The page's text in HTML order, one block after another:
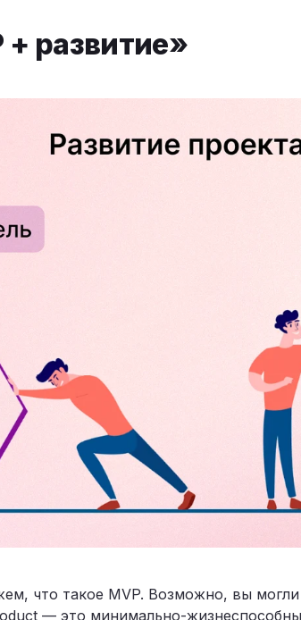
развитие»
что такое MVP. Возможно, вы
— это минимально-